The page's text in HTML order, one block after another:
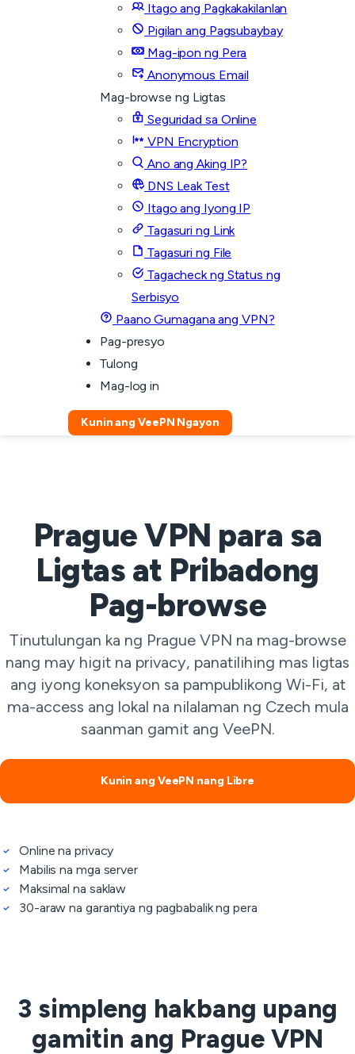
Itago ang Pagkakakilanlan
Pigilan ang Pagsubaybay
Mag-ipon ng Pera
Anonymous Email
Mag-browse ng Ligtas
Seguridad sa Online
VPN Encryption
Ano ang Aking IP?
DNS Leak Test
Itago ang Iyong IP
Tagasuri ng Link
Tagasuri ng File
Tagacheck ng Status ng
Serbisyo
Paano Gumagana ang VPN?
Pag-presyo
Tulong
Mag-log in
Kunin ang VeePN Ngayon
Prague VPN para sa
Ligtas at Pribadong
Pag-browse
Tinutulungan ka ng Prague VPN na mag-browse
nang may higit na privacy, panatilihing mas ligtas
ang iyong koneksyon sa pampublikong Wi-Fi, at
ma-access ang lokal na nilalaman ng Czech mula
saanman gamit ang VeePN.
Kunin ang VeePN nang Libre
Online na privacy
Mabilis na mga server
Maksimal na saklaw
30-araw na garantiya ng pagbabalik ng pera
3 simpleng hakbang upang
gamitin ang Prague VPN